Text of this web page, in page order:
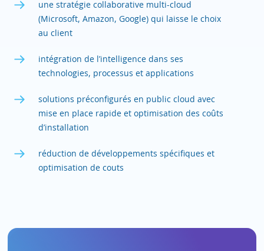
une stratégie collaborative multi-cloud
(Microsoft, Amazon, Google) qui laisse le choix
au client
intégration de l’intelligence dans ses
technologies, processus et applications
solutions préconfigurés en public cloud avec
mise en place rapide et optimisation des coûts
d’installation
réduction de développements spécifiques et
optimisation de couts